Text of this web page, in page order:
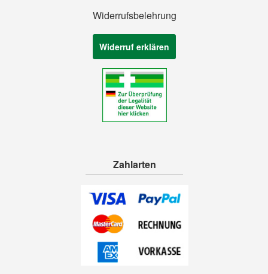
Widerrufsbelehrung
Widerruf erklären
Zahlarten